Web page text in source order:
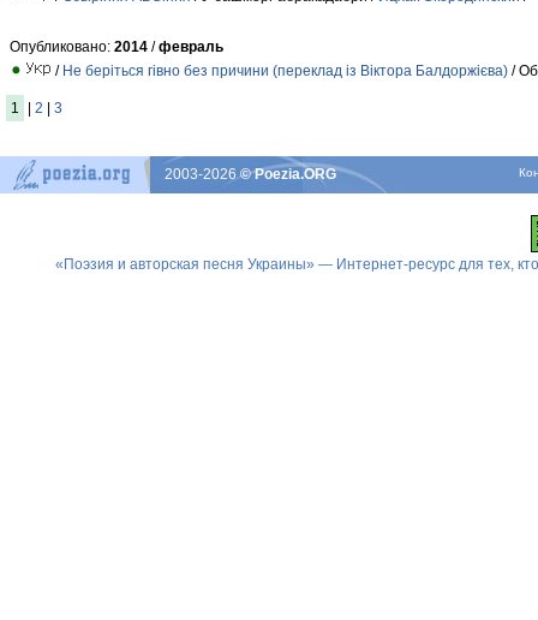
Опубликовано: 2014 /февраль
/ Не беріться гівно без причини (переклад із Віктора Балдоржієва) /
1 | 2 | 3
2003-2026© Poezia.ORG
«Поэзия и авторская песня Украины» — Интернет-ресурс для тех,